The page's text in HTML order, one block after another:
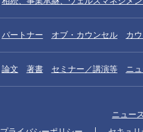
パートナー オブ・カウンセル カ
論文 著書 セミナー／講演等 ニ
ニュース